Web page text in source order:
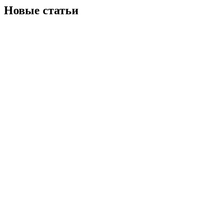
Новые статьи